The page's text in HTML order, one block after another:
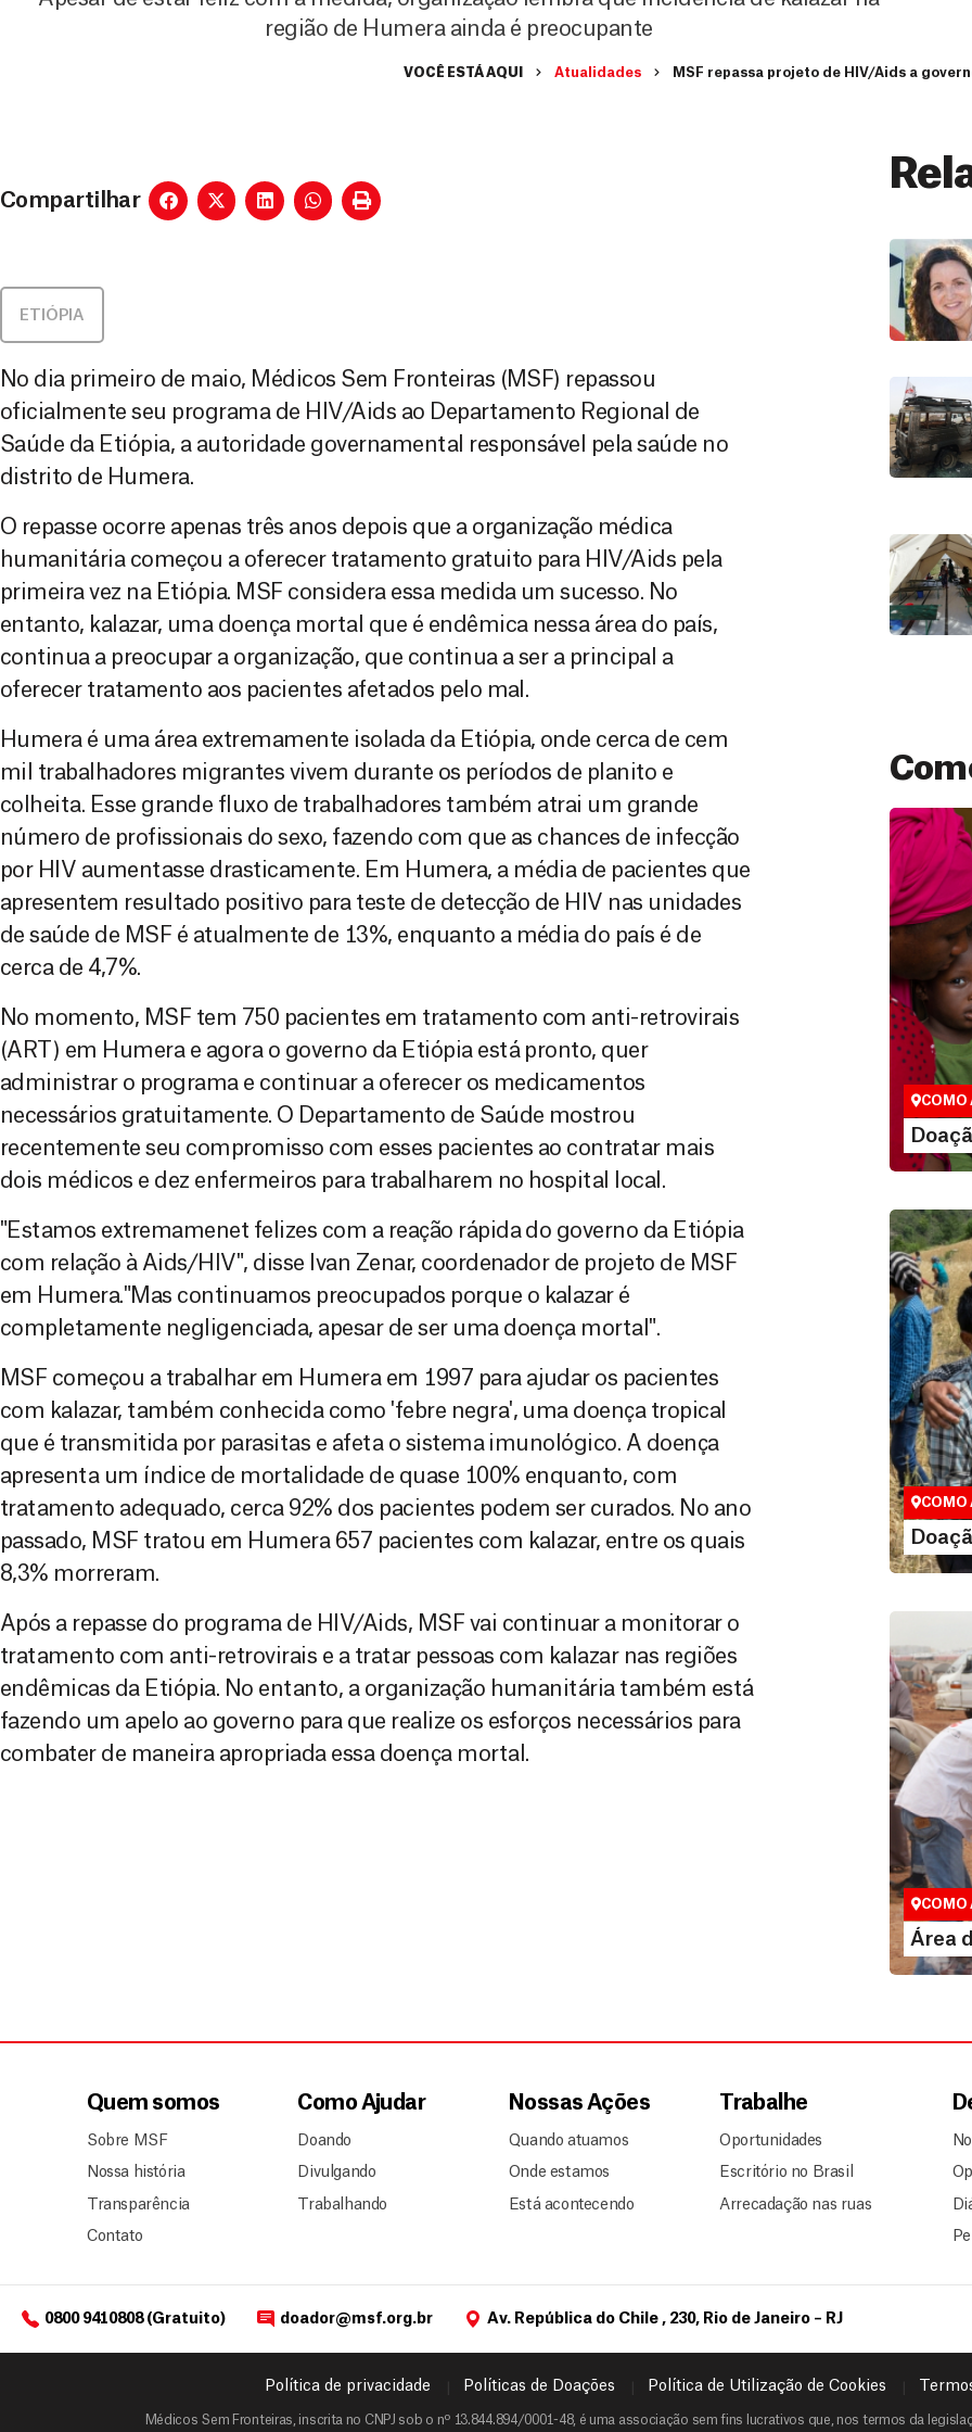
região de Humera ainda é preocupante
VOCÊ ESTÁ AQUI Atualidades MSF repassa projeto de HIV/Aids a
Compartilhar
ETIÓPIA
No dia primeiro de maio, Médicos Sem Fronteiras (MSF) repassou
oficialmente seu programa de HIV/Aids ao Departamento Regional de
Saúde da Etiópia, a autoridade governamental responsável pela saúde no
distrito de Humera.
O repasse ocorre apenas três anos depois que a organização médica
humanitária começou a oferecer tratamento gratuito para HIV/Aids pela
primeira vez na Etiópia. MSF considera essa medida um sucesso. No
entanto, kalazar, uma doença mortal que é endêmica nessa área do país,
continua a preocupar a organização, que continua a ser a principal a
oferecer tratamento aos pacientes afetados pelo mal.
Humera é uma área extremamente isolada da Etiópia, onde cerca de cem
mil trabalhadores migrantes vivem durante os períodos de planito e
colheita. Esse grande fluxo de trabalhadores também atrai um grande
número de profissionais do sexo, fazendo com que as chances de infecção
por HIV aumentasse drasticamente. Em Humera, a média de pacientes que
apresentem resultado positivo para teste de detecção de HIV nas unidades
de saúde de MSF é atualmente de 13%, enquanto a média do país é de
cerca de 4,7%.
No momento, MSF tem 750 pacientes em tratamento com anti-retrovirais
(ART) em Humera e agora o governo da Etiópia está pronto, quer
administrar o programa e continuar a oferecer os medicamentos
necessários gratuitamente. O Departamento de Saúde mostrou
recentemente seu compromisso com esses pacientes ao contratar mais
dois médicos e dez enfermeiros para trabalharem no hospital local.
"Estamos extremamenet felizes com a reação rápida do governo da Etiópia
com relação à Aids/HIV", disse Ivan Zenar, coordenador de projeto de MSF
em Humera."Mas continuamos preocupados porque o kalazar é
completamente negligenciada, apesar de ser uma doença mortal".
MSF começou a trabalhar em Humera em 1997 para ajudar os pacientes
com kalazar, também conhecida como 'febre negra', uma doença tropical
que é transmitida por parasitas e afeta o sistema imunológico. A doença
apresenta um índice de mortalidade de quase 100% enquanto, com
tratamento adequado, cerca 92% dos pacientes podem ser curados. No ano
passado, MSF tratou em Humera 657 pacientes com kalazar, entre os quais
8,3% morreram.
Após a repasse do programa de HIV/Aids, MSF vai continuar a monitorar o
tratamento com anti-retrovirais e a tratar pessoas com kalazar nas regiões
endêmicas da Etiópia. No entanto, a organização humanitária também está
fazendo um apelo ao governo para que realize os esforços necessários para
combater de maneira apropriada essa doença mortal.
Doação
São as
que nos
vidas em
COMO
Você
maneiras,
valor que
COMO
Área
Espaço
COMO
Área
Quem somos
Sobre MSF
Nossa história
Transparência
Contato
Como Ajudar
Doando
Divulgando
Trabalhando
Nossas Ações
Quando atuamos
Onde estamos
Está acontecendo
Trabalhe
Oportunidades
Escritório no Brasil
Arrecadação nas ruas
0800 9410808 (Gratuito) doador@msf.org.br Av. República do Chile , 230, Rio de Janeiro – RJ
Política de privacidade Políticas de Doações Política de Utilização de Cookies
Médicos Sem Fronteiras, inscrita no CNPJ sob o nº 13.844.894/0001-48, é uma associação sem fins lucrativos que, nos termos da